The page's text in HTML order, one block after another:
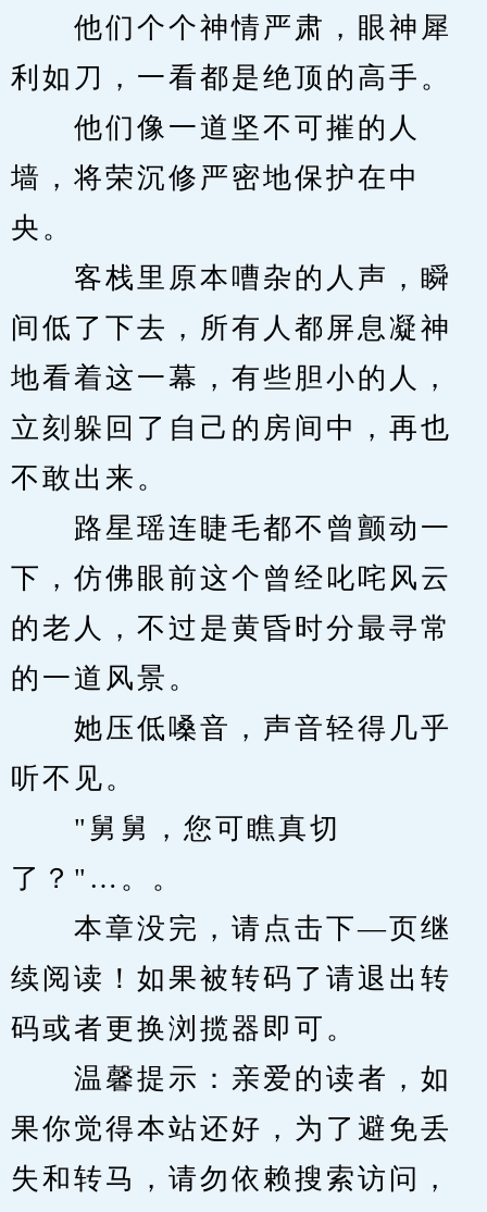
他们个个神情严肃，眼神犀
利如刀，一看都是绝顶的高手。
他们像一道坚不可摧的人
墙，将荣沉修严密地保护在中
央。
客栈里原本嘈杂的人声，瞬
间低了下去，所有人都屏息凝神
地看着这一幕，有些胆小的人，
立刻躲回了自己的房间中，再也
不敢出来。
路星瑶连睫毛都不曾颤动一
下，仿佛眼前这个曾经叱咤风云
的老人，不过是黄昏时分最寻常
的一道风景。
她压低嗓音，声音轻得几乎
听不见。
"舅舅，您可瞧真切
了？"…。。
本章没完，请点击下—页继
续阅读！如果被转码了请退出转
码或者更换浏揽器即可。
温馨提示：亲爱的读者，如
果你觉得本站还好，为了避免丢
失和转马，请勿依赖搜索访问，